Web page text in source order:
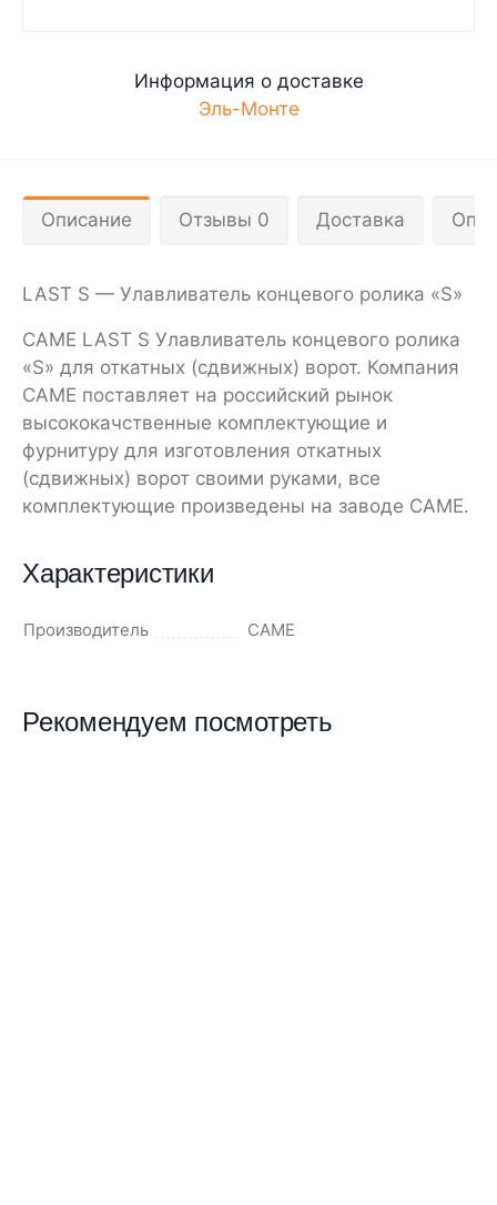
Информация о доставке
Эль-Монте
Описание Отзывы 0 Доставка
LAST S — Улавливатель концевого ролика «S»
CAME LAST S Улавливатель концевого ролика
«S» для откатных (сдвижных) ворот. Компания
CAME поставляет на российский рынок
высококачственные комплектующие и
фурнитуру для изготовления откатных
(сдвижных) ворот своими руками, все
комплектующие произведены на заводе CAME.
Характеристики
Производитель CAME
Рекомендуем посмотреть